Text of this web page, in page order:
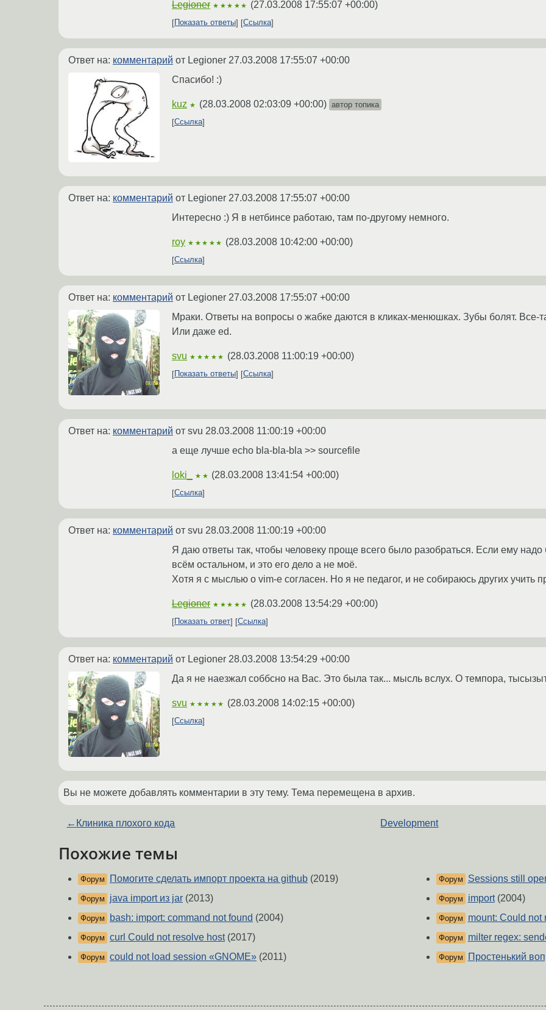
Legioner ★★★★★ (27.03.2008 17:55:07 +00:00)
Показать ответы Ссылка
Ответ на: комментарий от Legioner 27.03.2008 17:55:07 +00:00
Спасибо! :)
kuz ★ (28.03.2008 02:03:09 +00:00) автор топика
Ссылка
Ответ на: комментарий от Legioner 27.03.2008 17:55:07 +00:00
Интересно :) Я в нетбинсе работаю, там по-другому немного.
roy ★★★★★ (28.03.2008 10:42:00 +00:00)
Ссылка
Ответ на: комментарий от Legioner 27.03.2008 17:55:07 +00:00
Мраки. Ответы на вопросы о жабке даются в кликах-менюшках. Зубы болят. Все-
Или даже ed.
svu ★★★★★ (28.03.2008 11:00:19 +00:00)
Показать ответы Ссылка
Ответ на: комментарий от svu 28.03.2008 11:00:19 +00:00
а еще лучше echo bla-bla-bla >> sourcefile
loki_ ★★ (28.03.2008 13:41:54 +00:00)
Ссылка
Ответ на: комментарий от svu 28.03.2008 11:00:19 +00:00
Я даю ответы так, чтобы человеку проще всего было разобраться. Если ему надо
всём остальном, и это его дело а не моё.
Хотя я с мыслью о vim-е согласен. Но я не педагог, и не собираюсь других учить
Legioner ★★★★★ (28.03.2008 13:54:29 +00:00)
Показать ответ Ссылка
Ответ на: комментарий от Legioner 28.03.2008 13:54:29 +00:00
Да я не наезжал соббсно на Вас. Это была так... мысль вслух. О темпора,
svu ★★★★★ (28.03.2008 14:02:15 +00:00)
Ссылка
Вы не можете добавлять комментарии в эту тему. Тема перемещена в архив.
← Клиника плохого кода Development
Похожие темы
Форум Помогите сделать импорт проекта на github (2019)
Форум java import из jar (2013)
Форум bash: import: command not found (2004)
Форум curl Could not resolve host(2017)
Форум could not load session «GNOME» (2011)
Форум Sessions still
Форум import(2004)
Форум mount: Could not
Форум milter regex:
Форум Простенький